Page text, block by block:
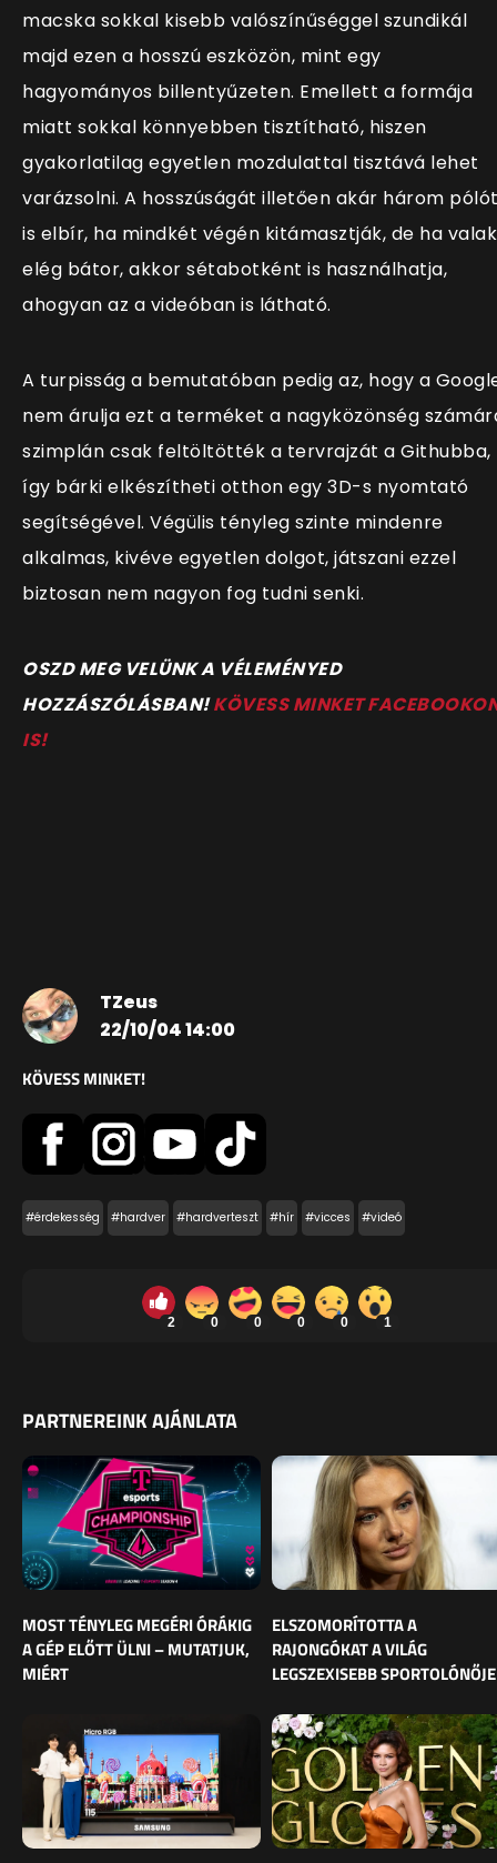
macska sokkal kisebb valószínűséggel szundikál
majd ezen a hosszú eszközön, mint egy
hagyományos billentyűzeten. Emellett a formája
miatt sokkal könnyebben tisztítható, hiszen
gyakorlatilag egyetlen mozdulattal tisztává lehet
varázsolni. A hosszúságát illetően akár három
is elbír, ha mindkét végén kitámasztják, de ha
elég bátor, akkor sétabotként is használhatja,
ahogyan az a videóban is látható.
A turpisság a bemutatóban pedig az, hogy a
nem árulja ezt a terméket a nagyközönség
szimplán csak feltöltötték a tervrajzát a Githubba,
így bárki elkészítheti otthon egy 3D-s nyomtató
segítségével. Végülis tényleg szinte mindenre
alkalmas, kivéve egyetlen dolgot, játszani ezzel
biztosan nem nagyon fog tudni senki.
OSZD MEG VELÜNK A VÉLEMÉNYED
HOZZÁSZÓLÁSBAN!KÖVESS MINKET
IS!
TZeus
22/10/04 14:00
KÖVESS MINKET!
#érdekesség #hardver #hardverteszt #hír #vicces #videó
2 0 0 0 0 1
PARTNEREINK AJÁNLATA
MOST TÉNYLEG MEGÉRI ÓRÁKIG
A GÉP ELŐTT ÜLNI – MUTATJUK,
MIÉRT
ELSZOMORÍTOTTA A
RAJONGÓKAT A VILÁG
LEGSZEXISEBB SPORTOLÓNŐJE